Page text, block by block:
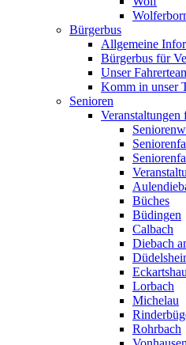
Bürgerbus
Allgemeine
Bürgerbus für
Unser
Komm in unser
Senioren
Veranstaltungen
Büches
Büdingen
Calbach
Diebach
Lorbach
Michelau
Rohrbach